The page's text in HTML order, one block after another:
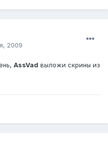
2009
AssVad выложи скрины из